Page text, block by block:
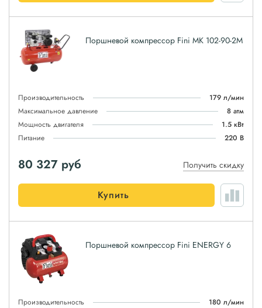
Поршневой компрессор Fini MK 102-90-2M
Производительность
179 л/мин
Максимальное давление
8 атм
Мощность двигателя
1.5 кВт
Питание
220 В
80 327 руб Получить скидку
Купить
Поршневой компрессор Fini ENERGY 6
Производительность
180 л/мин